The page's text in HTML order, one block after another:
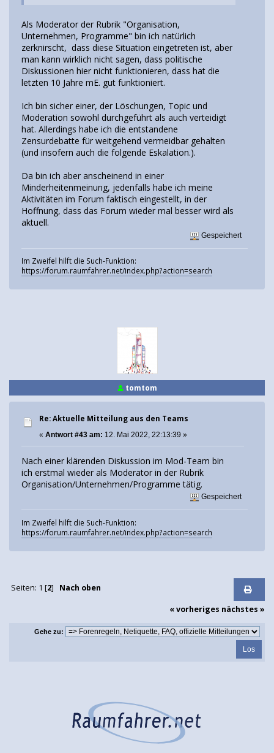
Als Moderator der Rubrik "Organisation,
Unternehmen, Programme" bin ich natürlich
zerknirscht, dass diese Situation eingetreten ist, aber
man kann wirklich nicht sagen, dass politische
Diskussionen hier nicht funktionieren, dass hat die
letzten 10 Jahre mE. gut funktioniert.
Ich bin sicher einer, der Löschungen, Topic und
Moderation sowohl durchgeführt als auch verteidigt
hat. Allerdings habe ich die entstandene
Zensurdebatte für weitgehend vermeidbar gehalten
(und insofern auch die folgende Eskalation.).
Da bin ich aber anscheinend in einer
Minderheitenmeinung, jedenfalls habe ich meine
Aktivitäten im Forum faktisch eingestellt, in der
Hoffnung, dass das Forum wieder mal besser wird als
aktuell.
Gespeichert
Im Zweifel hilft die Such-Funktion:
https://forum.raumfahrer.net/index.php?action=search
tomtom
Re: Aktuelle Mitteilung aus den Teams
« Antwort #43 am: 12. Mai 2022, 22:13:39 »
Nach einer klärenden Diskussion im Mod-Team bin
ich erstmal wieder als Moderator in der Rubrik
Organisation/Unternehmen/Programme tätig.
Gespeichert
Im Zweifel hilft die Such-Funktion:
https://forum.raumfahrer.net/index.php?action=search
Seiten: 1 [2] Nach oben
« vorheriges nächstes »
Gehe zu: